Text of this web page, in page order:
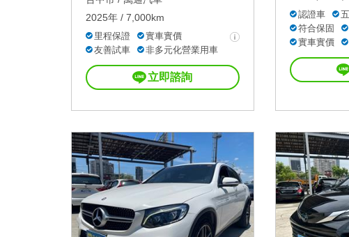
2025年 / 7,000km
里程保證
實車實價
友善試車
非多元化營業用車
立即諮詢
認證車
符合保固
實車實價